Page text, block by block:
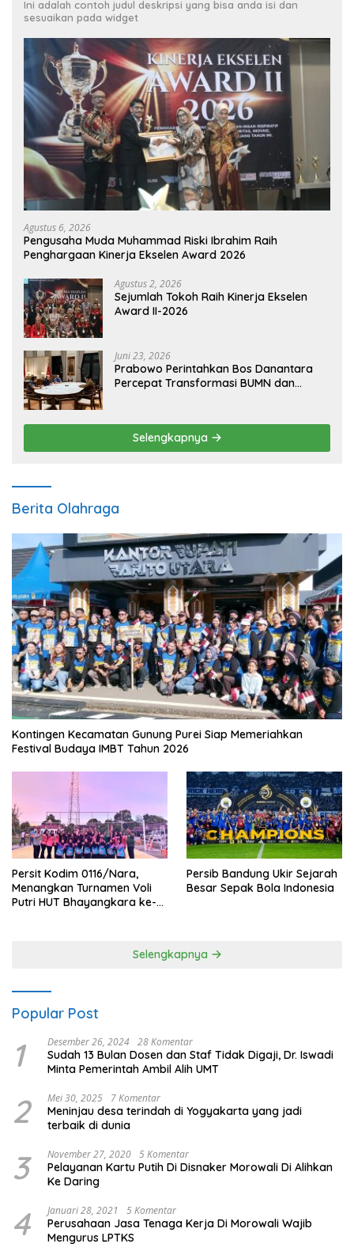
Ini adalah contoh judul deskripsi yang bisa anda isi dan
sesuaikan pada widget
Agustus 6, 2026
Pengusaha Muda Muhammad Riski Ibrahim Raih
Penghargaan Kinerja Ekselen Award 2026
Agustus 2, 2026
Sejumlah Tokoh Raih Kinerja Ekselen
Award II-2026
Juni 23, 2026
Prabowo Perintahkan Bos Danantara
Percepat Transformasi BUMN dan
Selengkapnya
Berita Olahraga
Kontingen Kecamatan Gunung Purei Siap Memeriahkan
Festival Budaya IMBT Tahun 2026
Persit Kodim 0116/Nara,
Menangkan Turnamen Voli
Putri HUT Bhayangkara ke-
Persib Bandung Ukir Sejarah
Besar Sepak Bola Indonesia
Selengkapnya
Popular Post
1 Desember 26, 2024 28 Komentar
Sudah 13 Bulan Dosen dan Staf Tidak Digaji, Dr. Iswadi
Minta Pemerintah Ambil Alih UMT
2 Mei 30, 2025 7 Komentar
Meninjau desa terindah di Yogyakarta yang jadi
terbaik di dunia
3 November 27, 2020 5 Komentar
Pelayanan Kartu Putih Di Disnaker Morowali Di Alihkan
Ke Daring
4 Januari 28, 2021 5 Komentar
Perusahaan Jasa Tenaga Kerja Di Morowali Wajib
Mengurus LPTKS